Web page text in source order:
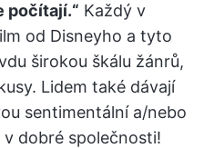
počítají.“ Každý v
od Disneyho a tyto
širokou škálu žánrů,
Lidem také dávají
sentimentální a/nebo
dobré společnosti!